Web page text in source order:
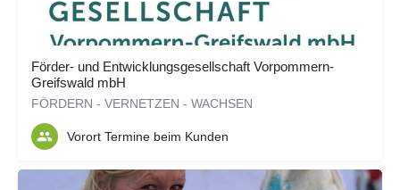
Förder- und Entwicklungsgesellschaft Vorpommern-
Greifswald mbH
FÖRDERN - VERNETZEN - WACHSEN
Vorort Termine beim Kunden